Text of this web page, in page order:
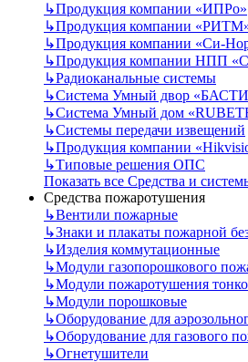
↳Продукция компании «ИПРо»
↳Продукция компании
↳Продукция компании «Си-
↳Продукция компании НПП
↳Радиоканальные системы
↳Система Умный двор
↳Система Умный дом
↳Системы передачи извещений
↳Продукция компании
↳Типовые решения ОПС
Показать все Средства и
Средства пожаротушения
↳Вентили пожарные
↳Знаки и плакаты пожарной
↳Изделия коммутационные
↳Модули газопорошкового
↳Модули пожаротушения
↳Модули порошковые
↳Оборудование для
↳Оборудование для газового
↳Огнетушители